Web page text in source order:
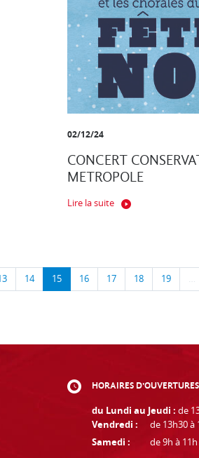
02/12/24
CONCERT
METROPOLE
Lire la suite
14 15 16 17 18 19 …
HORAIRES D'OUVERTURES
du Lundi au Jeudi : de
Vendredi :
de 13h30 à
Samedi :
de 9h à 11h